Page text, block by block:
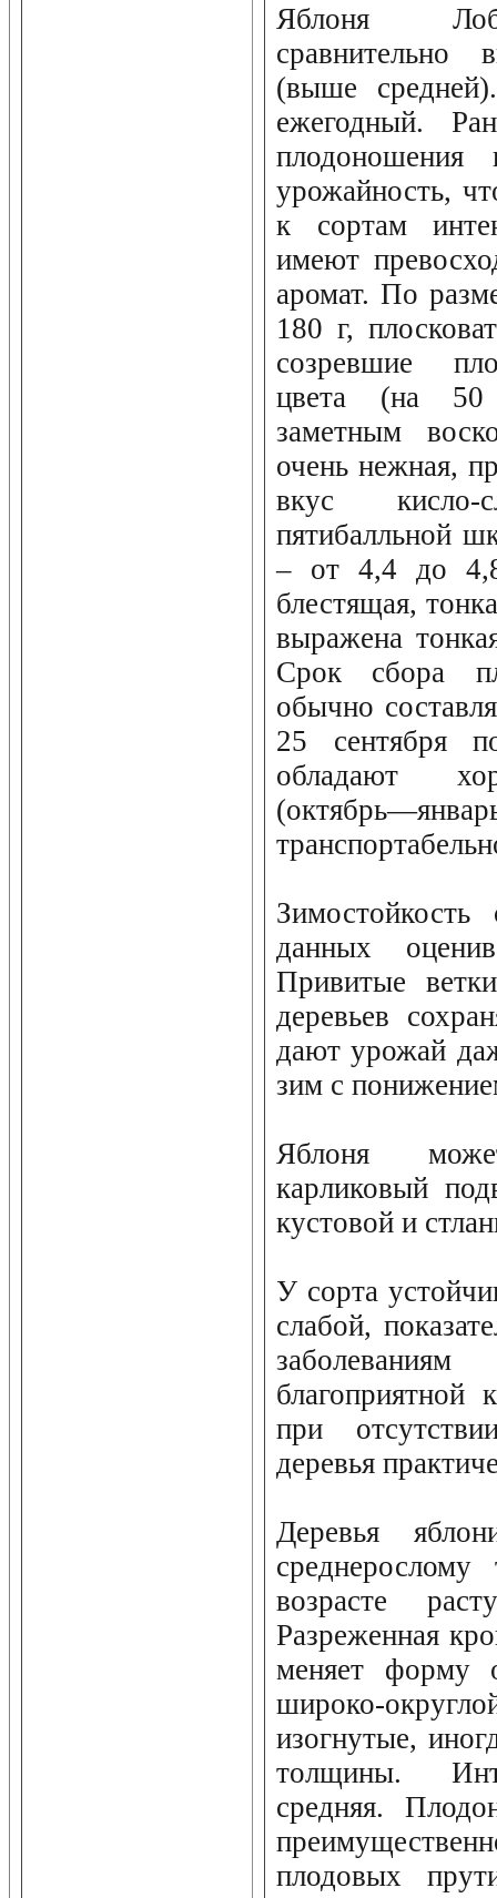
Яблоня
сравнительно
(выше
ежегодный.
урожайность,
к сортам
имеют
аромат. По
180 г,
созревшие
цвета (на
заметным
очень нежная,
вкус
пятибалльной
– от 4,4 до
блестящая,
выражена
Срок сбора
обычно
25 сентября
обладают
данных
Привитые
деревьев
дают урожай
зим с
Яблоня
карликовый
кустовой и
У сорта
слабой,
благоприятной
при
деревья
Деревья
возрасте
Разреженная
меняет форму
широко-
изогнутые,
толщины.
средняя.
плодовых